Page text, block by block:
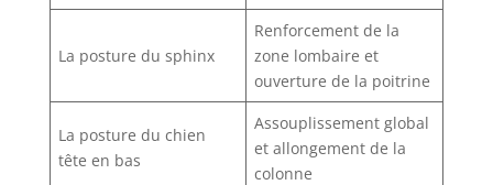
La posture du sphinx
Renforcement de la
zone lombaire et
ouverture de la poitrine
La posture du chien
tête en bas
Assouplissement global
et allongement de la
colonne